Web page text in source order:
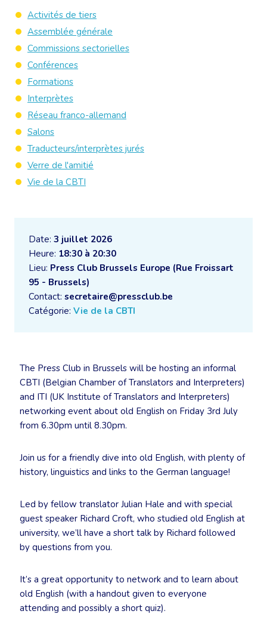
Date: 3 juillet 2026
Heure: 18:30 à 20:30
Lieu: Press Club Brussels Europe (Rue Froissart
95 - Brussels)
Contact: secretaire@pressclub.be
Catégorie: Vie de la CBTI
The Press Club in Brussels will be hosting an informal
CBTI (Belgian Chamber of Translators and Interpreters)
and ITI (UK Institute of Translators and Interpreters)
networking event about old English on Friday 3rd July
from 6.30pm until 8.30pm.
Join us for a friendly dive into old English, with plenty of
history, linguistics and links to the German language!
Led by fellow translator Julian Hale and with special
guest speaker Richard Croft, who studied old English at
university, we’ll have a short talk by Richard followed
by questions from you.
It’s a great opportunity to network and to learn about
old English (with a handout given to everyone
attending and possibly a short quiz).
Activités de tiers
Assemblée générale
Commissions sectorielles
Conférences
Formations
Interprètes
Réseau franco-allemand
Salons
Traducteurs/interprètes jurés
Verre de l'amitié
Vie de la CBTI